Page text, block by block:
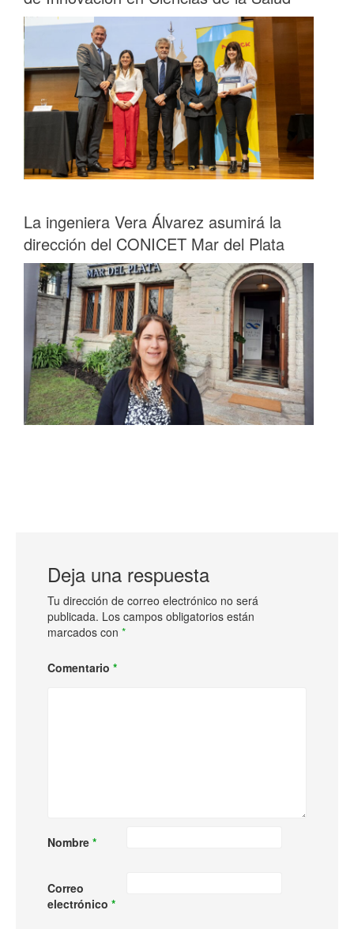
La ingeniera Vera Álvarez asumirá la
dirección del CONICET Mar del Plata
Deja una respuesta
Tu dirección de correo electrónico no será
publicada. Los campos obligatorios están
marcados con *
Comentario *
Nombre *
Correo
electrónico *